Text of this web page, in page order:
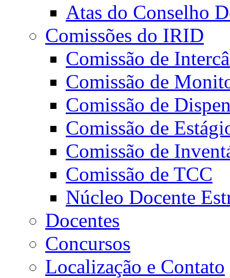
Atas do Conselho
Comissões do IRID
Comissão de
Comissão de
Comissão de
Comissão de
Comissão de
Comissão de TCC
Núcleo Docente
Docentes
Concursos
Localização e Contato